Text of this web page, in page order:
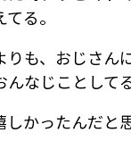
る。
りも、おじさん
んなじことして
かったんだと